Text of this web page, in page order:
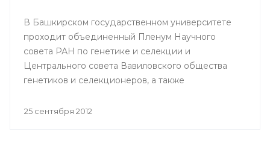
В Башкирском государственном университете
проходит объединенный Пленум Научного
совета РАН по генетике и селекции и
Центрального совета Вавиловского общества
генетиков и селекционеров, а также
ученых «Актуальные проблемы генетики
25 сентября 2012